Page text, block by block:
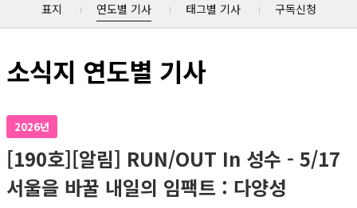
표지 연도별 기사 태그별 기사 구독신청
소식지 연도별 기사
2026년
[190호][알림] RUN/OUT In 성수 - 5/17
서울을 바꿀 내일의 임팩트 : 다양성